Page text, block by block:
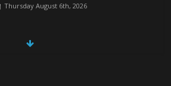
Thursday August 6th, 2026
China, Russia, Iran and North Korea